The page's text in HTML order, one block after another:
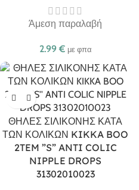
Άμεση παραλαβή
2.99 € με φπα
ΘΗΛΕΣ ΣΙΛΙΚΟΝΗΣ ΚΑΤΑ
ΤΩΝ ΚΟΛΙΚΩΝ KIKKA BOO
2TEM ”S” ANTI COLIC
NIPPLE DROPS
31302010023